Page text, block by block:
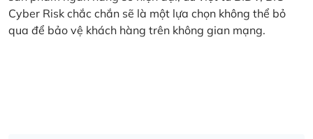
Cyber Risk chắc chắn sẽ là một lựa chọn không thể bỏ
qua để bảo vệ khách hàng trên không gian mạng.